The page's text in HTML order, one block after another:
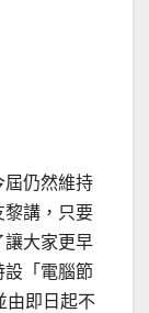
屆仍然維持
黎講，只要
讓大家更早
「電腦節
由即日起不